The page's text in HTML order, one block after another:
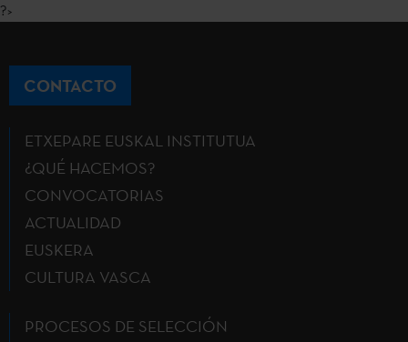
?>
CONTACTO
ETXEPARE EUSKAL INSTITUTUA
¿QUÉ HACEMOS?
CONVOCATORIAS
ACTUALIDAD
EUSKERA
CULTURA VASCA
PROCESOS DE SELECCIÓN